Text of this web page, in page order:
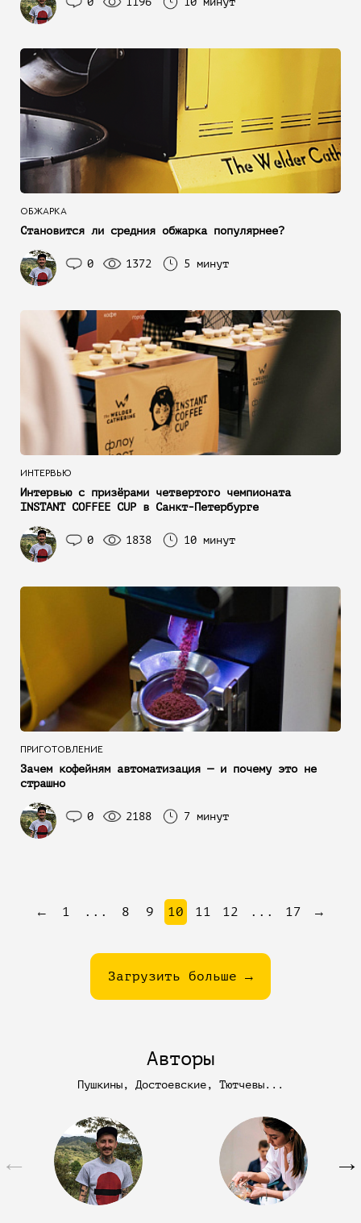
ОБЖАРКА
Становится ли средния обжарка популярнее?
0 1372 5 минут
ИНТЕРВЬЮ
Интервью с призёрами четвертого чемпионата
INSTANT COFFEE CUP в Санкт-Петербурге
0 1838 10 минут
ПРИГОТОВЛЕНИЕ
Зачем кофейням автоматизация — и почему это не
страшно
0 2188 7 минут
Загрузить больше →
← 1 ... 8 9 10 11 12 ... 17 →
Авторы
Пушкины, Достоевские, Тютчевы...
← →